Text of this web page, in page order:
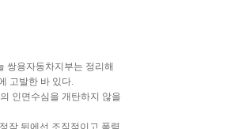
쌍용자동차지부는 정리해
고발한 바 있다.
인면수심을 개탄하지 않을
작 뒤에선 조직적이고 폭력